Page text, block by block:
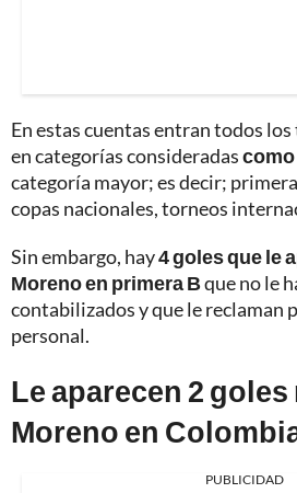
En estas cuentas entran todos
en categorías consideradas
categoría mayor; es decir;
copas nacionales, torneos
Sin embargo, hay4 goles que le
Moreno en primera Bque no le
contabilizados y que le reclaman
personal.
Le aparecen 2 goles
Moreno en
PUBLICIDAD